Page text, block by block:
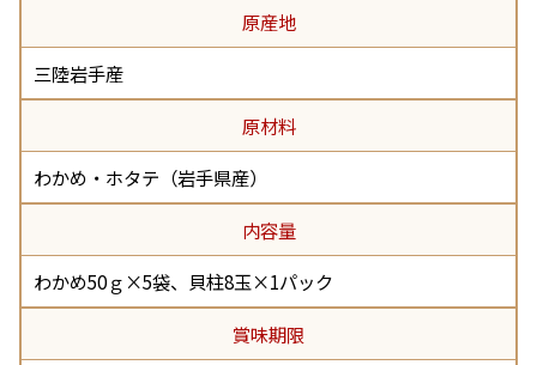
原産地
三陸岩手産
原材料
わかめ・ホタテ（岩手県産）
内容量
わかめ50ｇ×5袋、貝柱8玉×1パック
賞味期限